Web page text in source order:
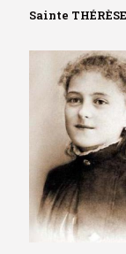
Sainte THÉRÈSE